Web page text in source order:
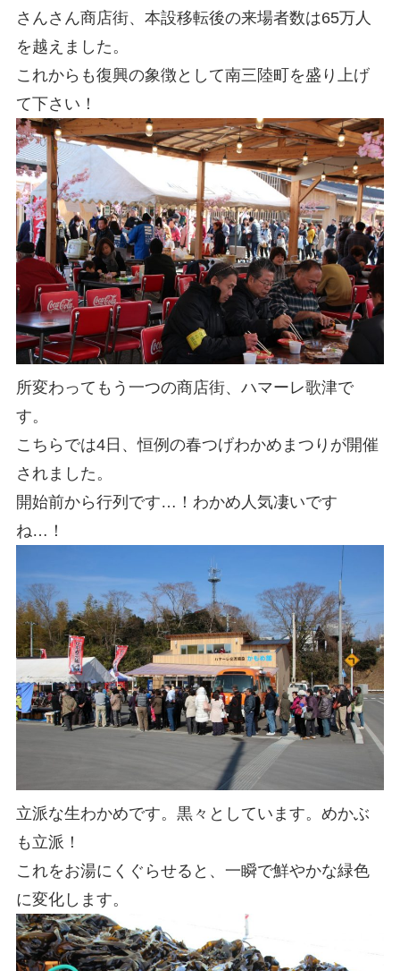
さんさん商店街、本設移転後の来場者数は65万人
を越えました。
これからも復興の象徴として南三陸町を盛り上げ
て下さい！
所変わってもう一つの商店街、ハマーレ歌津で
す。
こちらでは4日、恒例の春つげわかめまつりが開催
されました。
開始前から行列です…！わかめ人気凄いです
ね…！
立派な生わかめです。黒々としています。めかぶ
も立派！
これをお湯にくぐらせると、一瞬で鮮やかな緑色
に変化します。